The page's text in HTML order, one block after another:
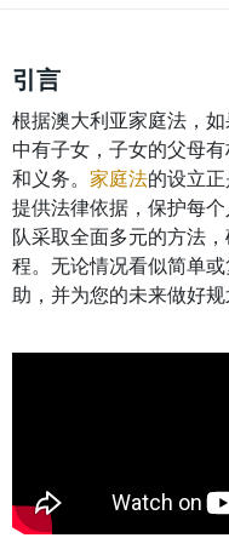
引言
根据澳大利亚家庭法，
中有子女，子女的父母
和义务。 家庭法的设立
提供法律依据，保护每个
队采取全面多元的方法
程。无论情况看似简单
助，并为您的未来做好规